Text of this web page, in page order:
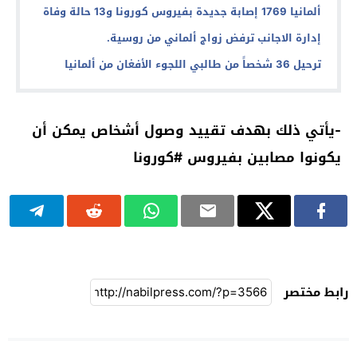
ألمانيا 1769 إصابة جديدة بفيروس كورونا و13 حالة وفاة
إدارة الاجانب ترفض زواج ألماني من روسية.
ترحيل 36 شخصاً من طالبي اللجوء الأفغان من ألمانيا
‏-يأتي ذلك بهدف تقييد وصول أشخاص يمكن أن
يكونوا مصابين بفيروس ⁧‫#كورونا‬⁩
رابط مختصر